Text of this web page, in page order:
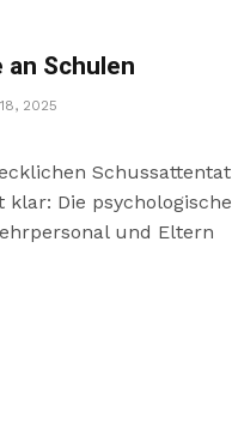
Schulen
2025
Schussattentat
Die psychologische
und Eltern